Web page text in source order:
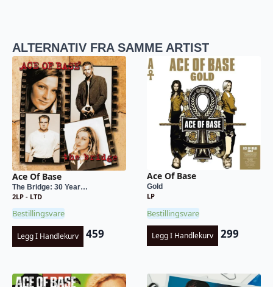
ALTERNATIV FRA SAMME ARTIST
Ace Of Base
The Bridge: 30 Year…
2LP - LTD
Bestillingsvare
Legg I Handlekurv 459
Ace Of Base
Gold
LP
Bestillingsvare
Legg I Handlekurv 299